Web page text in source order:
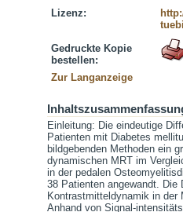
Lizenz:
Gedruckte Kopie
bestellen:
Zur Langanzeige
Einleitung: Die eindeutige
Patienten mit Diabetes
bildgebenden Methoden ein
dynamischen MRT im
in der pedalen
38 Patienten angewandt.
Kontrastmitteldynamik in der
Anhand von Signal-